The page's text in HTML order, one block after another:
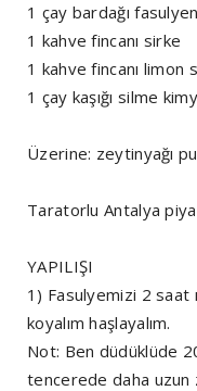
1 çay bardağı
1 kahve fincanı sirke
1 kahve fincanı limon
1 çay kaşığı silme
Üzerine: zeytinyağı
Taratorlu Antalya
YAPILIŞI
1) Fasulyemizi 2 saat
koyalım haşlayalım.
Not: Ben düdüklüde
tencerede daha uzun